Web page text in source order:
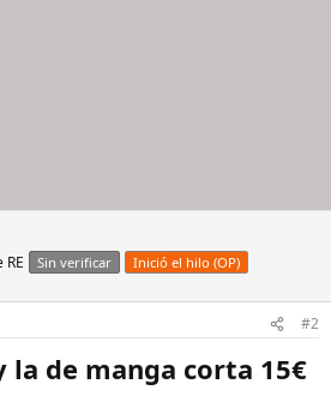
Sin verificar Inició el hilo (OP)
#2
la de manga corta 15€